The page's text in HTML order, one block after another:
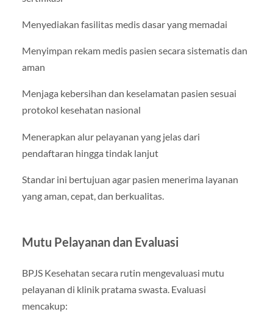
Menyediakan fasilitas medis dasar yang memadai
Menyimpan rekam medis pasien secara sistematis dan
aman
Menjaga kebersihan dan keselamatan pasien sesuai
protokol kesehatan nasional
Menerapkan alur pelayanan yang jelas dari
pendaftaran hingga tindak lanjut
Standar ini bertujuan agar pasien menerima layanan
yang aman, cepat, dan berkualitas.
Mutu Pelayanan dan Evaluasi
BPJS Kesehatan secara rutin mengevaluasi mutu
pelayanan di klinik pratama swasta. Evaluasi
mencakup: